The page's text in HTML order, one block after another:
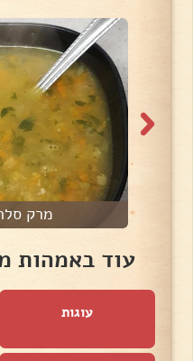
מרק
עוד באמהות
עוגות